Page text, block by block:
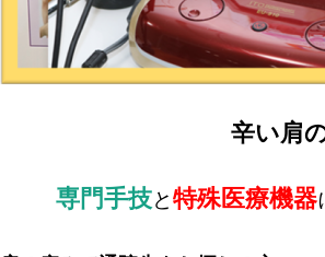
辛い肩
専門手技と特殊医療機器